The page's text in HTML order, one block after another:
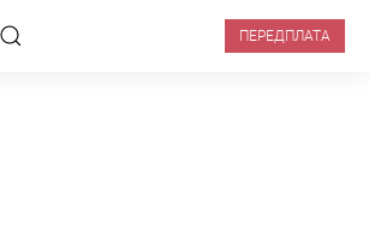
ПЕРЕДПЛАТА